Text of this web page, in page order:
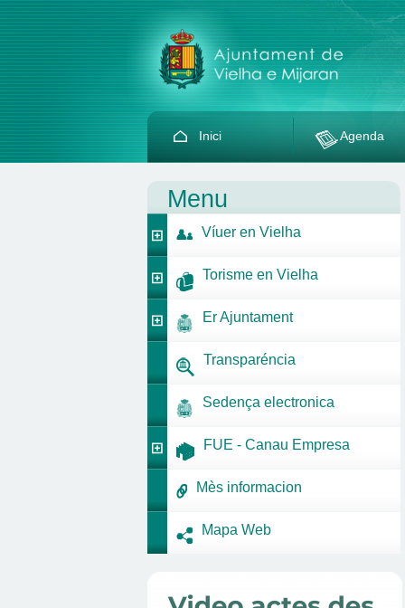
Inici Agenda
Menu
Víuer en Vielha
Torisme en Vielha
Er Ajuntament
Transparéncia
Sedença electronica
FUE - Canau Empresa
Mès informacion
Mapa Web